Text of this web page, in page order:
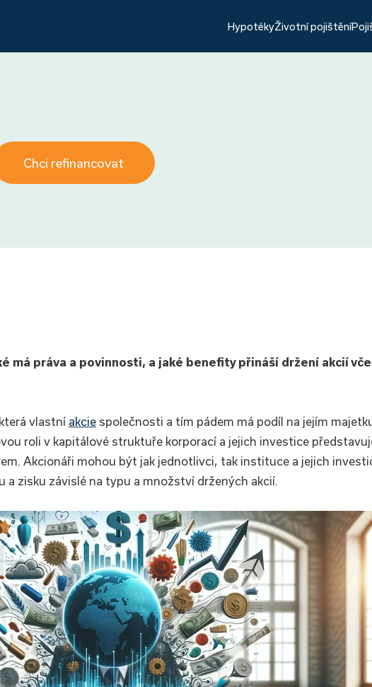
HypotékyŽivotní pojištění
Chci refinancovat
má práva a povinnosti, a jaké benefity přináší držení akcií
vlastní akcie společnosti a tím pádem má podíl na jejím
roli v kapitálové struktuře korporací a jejich investice
Akcionáři mohou být jak jednotlivci, tak instituce a jejich
a zisku závislé na typu a množství držených akcií.